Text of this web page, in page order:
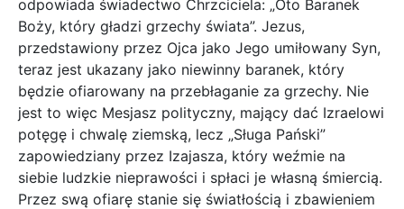
odpowiada świadectwo Chrzciciela: „Oto Baranek
Boży, który gładzi grzechy świata”. Jezus,
przedstawiony przez Ojca jako Jego umiłowany Syn,
teraz jest ukazany jako niewinny baranek, który
będzie ofiarowany na przebłaganie za grzechy. Nie
jest to więc Mesjasz polityczny, mający dać Izraelowi
potęgę i chwalę ziemską, lecz „Sługa Pański”
zapowiedziany przez Izajasza, który weźmie na
siebie ludzkie nieprawości i spłaci je własną śmiercią.
Przez swą ofiarę stanie się światłością i zbawieniem